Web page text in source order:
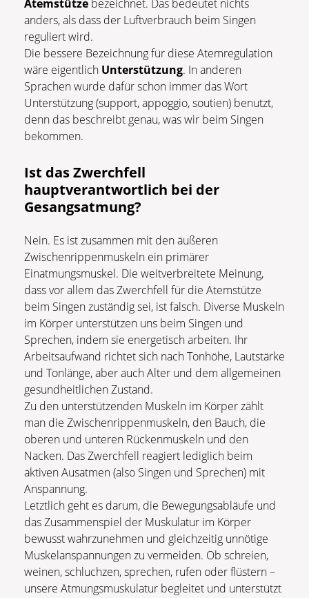
Atemstütze bezeichnet. Das bedeutet nichts
anders, als dass der Luftverbrauch beim Singen
reguliert wird.
Die bessere Bezeichnung für diese Atemregulation
wäre eigentlich Unterstützung. In anderen
Sprachen wurde dafür schon immer das Wort
Unterstützung (support, appoggio, soutien) benutzt,
denn das beschreibt genau, was wir beim Singen
bekommen.
Ist das Zwerchfell
hauptverantwortlich bei der
Gesangsatmung?
Nein. Es ist zusammen mit den äußeren
Zwischenrippenmuskeln ein primärer
Einatmungsmuskel. Die weitverbreitete Meinung,
dass vor allem das Zwerchfell für die Atemstütze
beim Singen zuständig sei, ist falsch. Diverse Muskeln
im Körper unterstützen uns beim Singen und
Sprechen, indem sie energetisch arbeiten. Ihr
Arbeitsaufwand richtet sich nach Tonhöhe, Lautstärke
und Tonlänge, aber auch Alter und dem allgemeinen
gesundheitlichen Zustand.
Zu den unterstützenden Muskeln im Körper zählt
man die Zwischenrippenmuskeln, den Bauch, die
oberen und unteren Rückenmuskeln und den
Nacken. Das Zwerchfell reagiert lediglich beim
aktiven Ausatmen (also Singen und Sprechen) mit
Anspannung.
Letztlich geht es darum, die Bewegungsabläufe und
das Zusammenspiel der Muskulatur im Körper
bewusst wahrzunehmen und gleichzeitig unnötige
Muskelanspannungen zu vermeiden. Ob schreien,
weinen, schluchzen, sprechen, rufen oder flüstern –
unsere Atmungsmuskulatur begleitet und unterstützt